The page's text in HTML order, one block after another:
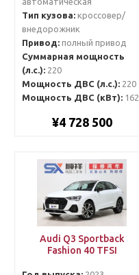
Тип кузова:кроссовер/
внедорожник
Привод:полный привод
Суммарная мощность
(л.с.):220
Мощность ДВС (л.с.):220
Мощность ДВС (кВт):162
¥4 728 500
Audi Q3 Sportback
Fashion 40 TFSI